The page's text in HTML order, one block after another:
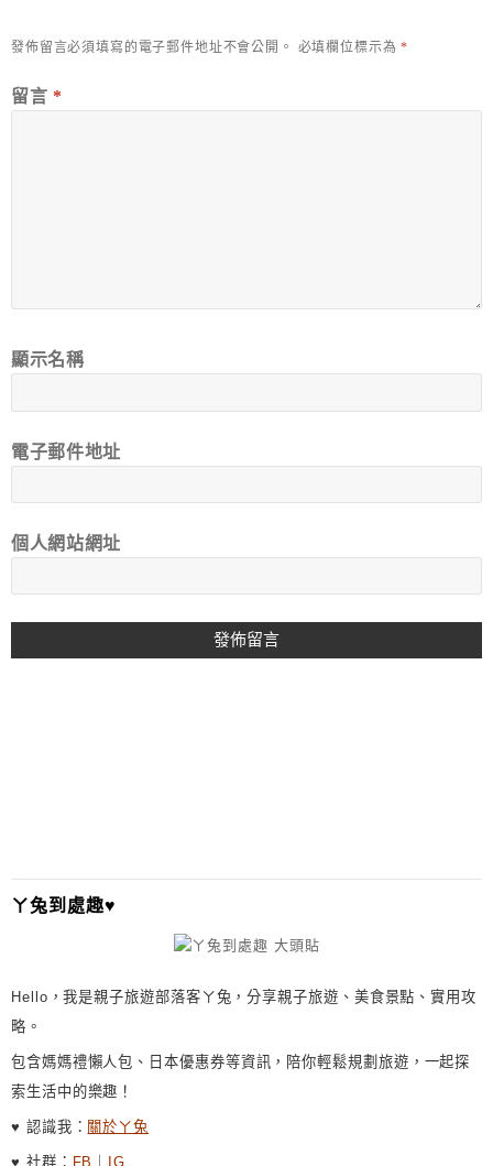
發佈留言必須填寫的電子郵件地址不會公開。 必填欄位標示為*
留言 *
顯示名稱
電子郵件地址
個人網站網址
I
V
ㄚ兔到處趣♥
Hello，我是親子旅遊部落客ㄚ兔，分享親子旅遊、美食景點、實用攻
略。
包含媽媽禮懶人包、日本優惠券等資訊，陪你輕鬆規劃旅遊，一起探
索生活中的樂趣！
♥ 認識我： 關於ㄚ兔
♥ 社群： FB IG